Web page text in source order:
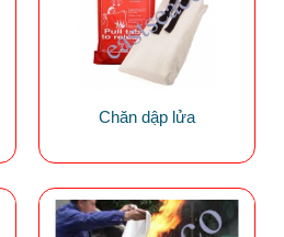
Chăn dập lửa